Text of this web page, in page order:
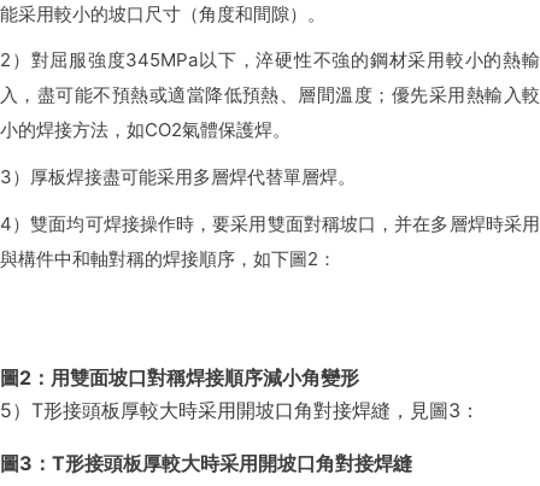
能采用較小的坡口尺寸（角度和間隙）。
2）對屈服強度345MPa以下，淬硬性不強的鋼材采用較小的熱輸
入，盡可能不預熱或適當降低預熱、層間溫度；優先采用熱輸入較
小的焊接方法，如CO2氣體保護焊。
3）厚板焊接盡可能采用多層焊代替單層焊。
4）雙面均可焊接操作時，要采用雙面對稱坡口，并在多層焊時采用
與構件中和軸對稱的焊接順序，如下圖2：
圖2：用雙面坡口對稱焊接順序減小角變形
5）T形接頭板厚較大時采用開坡口角對接焊縫，見圖3：
圖3：T形接頭板厚較大時采用開坡口角對接焊縫